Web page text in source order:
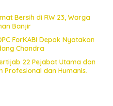
Bersih di RW 23, Warga
Banjir
ForKABI Depok Nyatakan
Chandra
22 Pejabat Utama dan
Profesional dan Humanis.